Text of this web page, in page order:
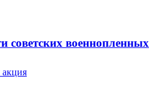
советских военнопленных